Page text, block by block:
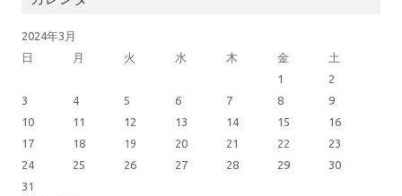
2024年3月
日
月 火 水 木 金
土
1
2
3
4 5 6 7 8
9
10
11 12 13 14 15
16
17
18 19 20 21 22
23
24
25 26 27 28 29
30
31